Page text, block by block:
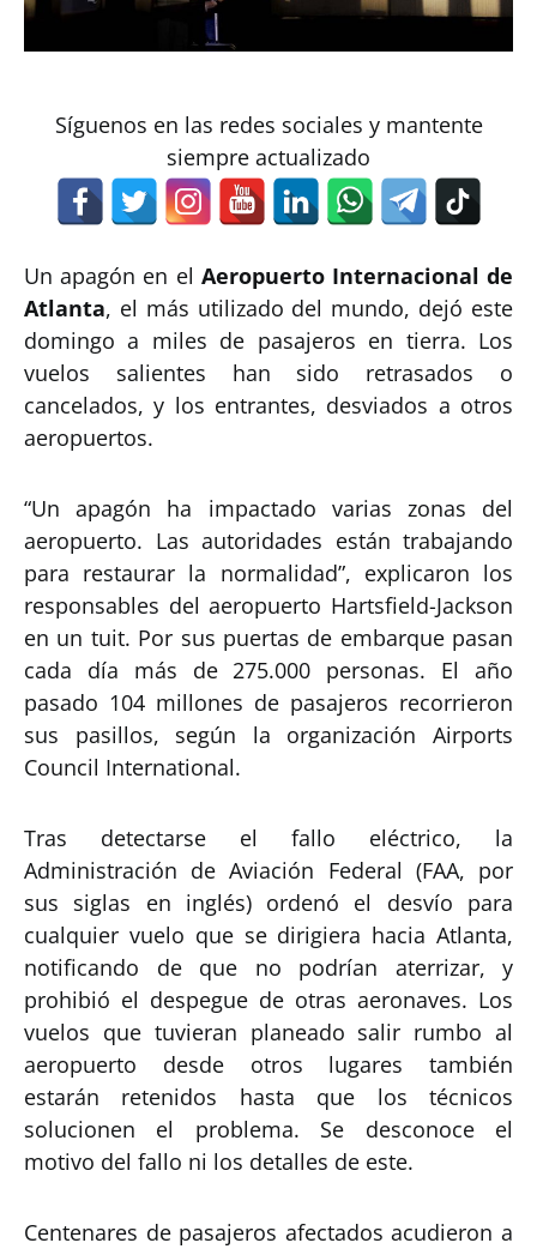
Síguenos en las redes sociales y mantente
siempre actualizado
Un apagón en el Aeropuerto Internacional de
Atlanta, el más utilizado del mundo, dejó este
domingo a miles de pasajeros en tierra. Los
vuelos salientes han sido retrasados o
cancelados, y los entrantes, desviados a otros
aeropuertos.
“Un apagón ha impactado varias zonas del
aeropuerto. Las autoridades están trabajando
para restaurar la normalidad”, explicaron los
responsables del aeropuerto Hartsfield-Jackson
en un tuit. Por sus puertas de embarque pasan
cada día más de 275.000 personas. El año
pasado 104 millones de pasajeros recorrieron
sus pasillos, según la organización Airports
Council International.
Tras detectarse el fallo eléctrico, la
Administración de Aviación Federal (FAA, por
sus siglas en inglés) ordenó el desvío para
cualquier vuelo que se dirigiera hacia Atlanta,
notificando de que no podrían aterrizar, y
prohibió el despegue de otras aeronaves. Los
vuelos que tuvieran planeado salir rumbo al
aeropuerto desde otros lugares también
estarán retenidos hasta que los técnicos
solucionen el problema. Se desconoce el
motivo del fallo ni los detalles de este.
Centenares de pasajeros afectados acudieron a